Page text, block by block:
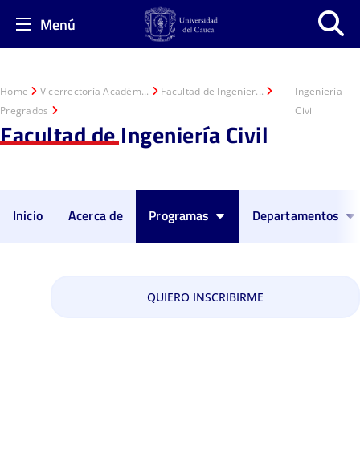
Menú
Home Vicerrectoría Académ...
Facultad de Ingenier...
Pregrados
Ingeniería
Civil
Facultad de Ingeniería Civil
Inicio Acerca de Programas Departamentos
QUIERO INSCRIBIRME